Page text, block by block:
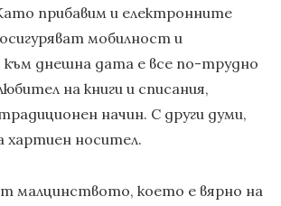
прибавим и електронните
мобилност и
днешна дата е все по-трудно
на книги и списания,
начин. С други думи,
хартиен носител.
малцинството, което е вярно на